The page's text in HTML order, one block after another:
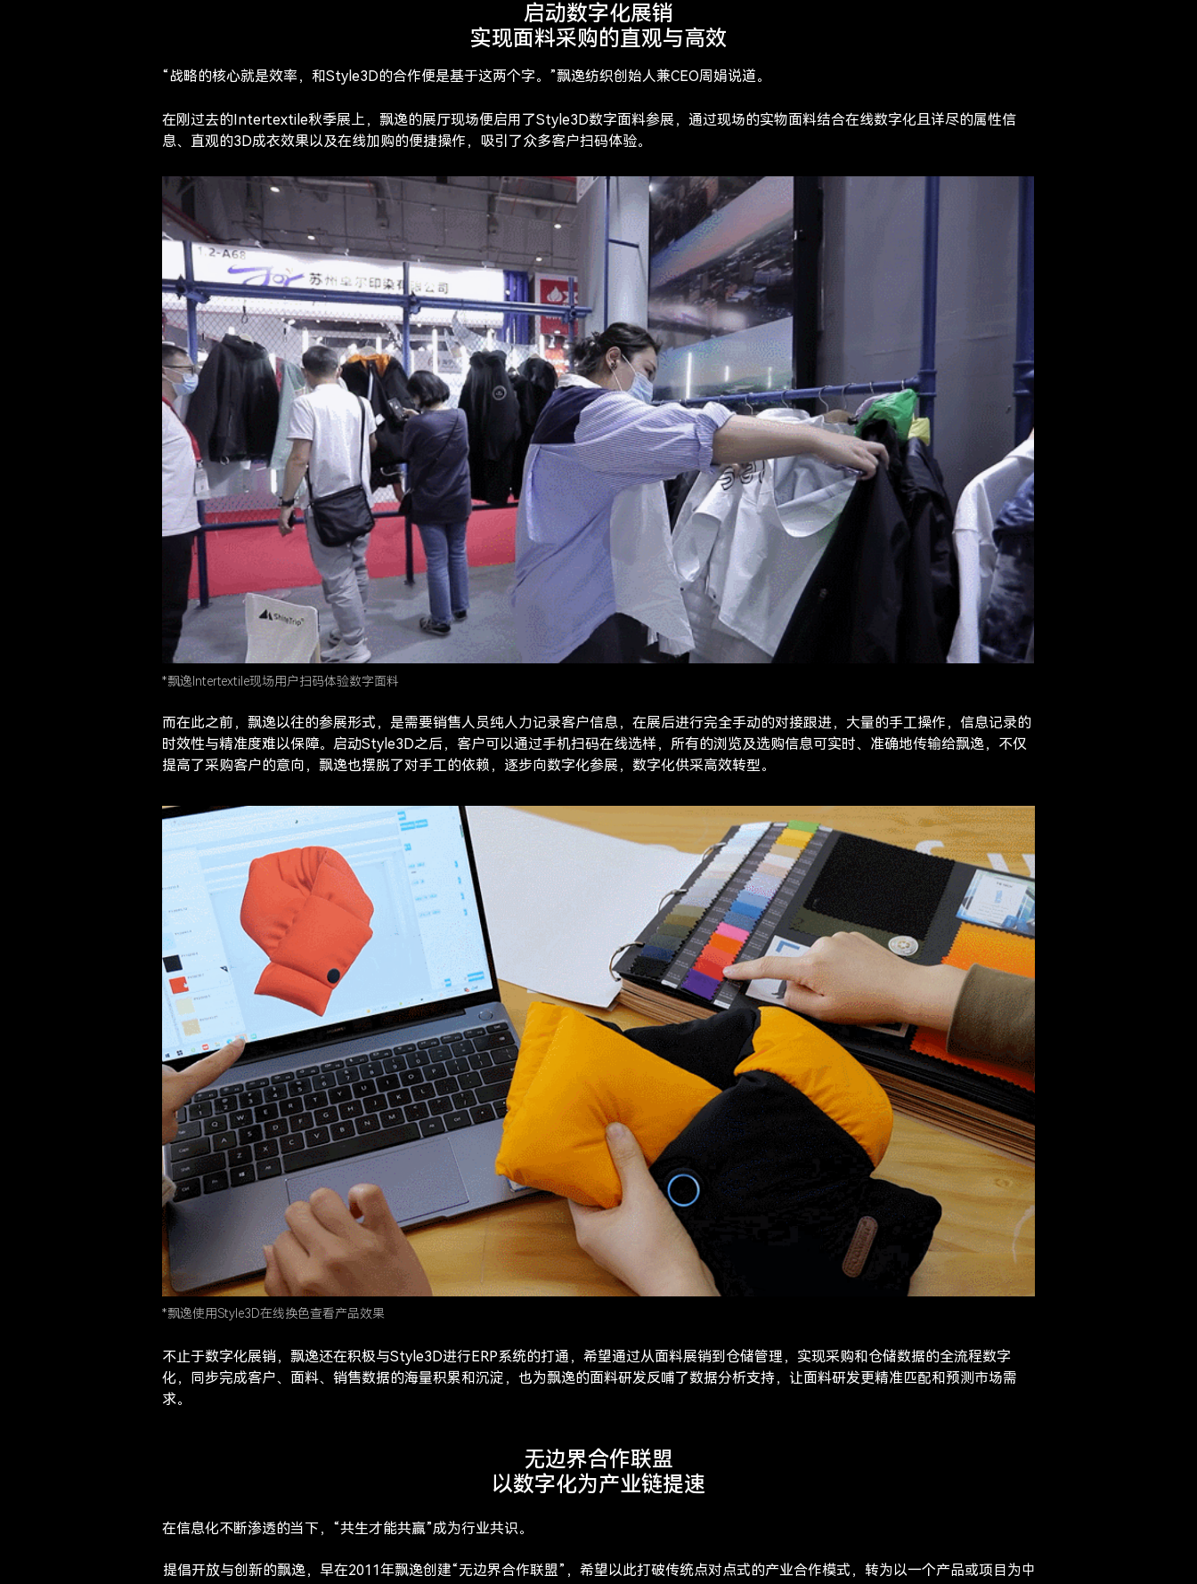
启动数字化展销
​实现面料采购的直观与高效
“战略的核心就是效率，和Style3D的合作便是基于这两个字。”飘逸纺织创始人兼CEO周娟说道。
在刚过去的Intertextile秋季展上，飘逸的展厅现场便启用了Style3D数字面料参展，通过现场的实物面料结合在线数字化且详尽的属性信
息、直观的3D成衣效果以及在线加购的便捷操作，吸引了众多客户扫码体验。
*飘逸Intertextile现场用户扫码体验数字面料
而在此之前，飘逸以往的参展形式，是需要销售人员纯人力记录客户信息，在展后进行完全手动的对接跟进，大量的手工操作，信息记录的
时效性与精准度难以保障。启动Style3D之后，客户可以通过手机扫码在线选样，所有的浏览及选购信息可实时、准确地传输给飘逸，不仅
提高了采购客户的意向，飘逸也摆脱了对手工的依赖，逐步向数字化参展，数字化供采高效转型。
*飘逸使用Style3D在线换色查看产品效果
不止于数字化展销，飘逸还在积极与Style3D进行ERP系统的打通，希望通过从面料展销到仓储管理，实现采购和仓储数据的全流程数字
化，同步完成客户、面料、销售数据的海量积累和沉淀，也为飘逸的面料研发反哺了数据分析支持，让面料研发更精准匹配和预测市场需
求。
无边界合作联盟
​以数字化为产业链提速
在信息化不断渗透的当下，“共生才能共赢”成为行业共识。
提倡开放与创新的飘逸，早在2011年飘逸创建“无边界合作联盟”，希望以此打破传统点对点式的产业合作模式，转为以一个产品或项目为中